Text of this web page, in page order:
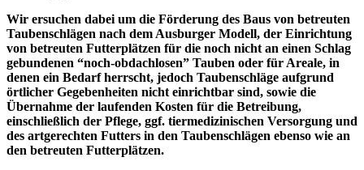
Wir ersuchen dabei um die Förderung des Baus von betreuten
Taubenschlägen nach dem Ausburger Modell, der Einrichtung
von betreuten Futterplätzen für die noch nicht an einen Schlag
gebundenen “noch-obdachlosen” Tauben oder für Areale, in
denen ein Bedarf herrscht, jedoch Taubenschläge aufgrund
örtlicher Gegebenheiten nicht einrichtbar sind, sowie die
Übernahme der laufenden Kosten für die Betreibung,
einschließlich der Pflege, ggf. tiermedizinischen Versorgung und
des artgerechten Futters in den Taubenschlägen ebenso wie an
den betreuten Futterplätzen.